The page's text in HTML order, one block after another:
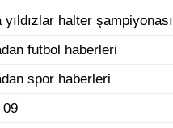
yıldızlar halter şampiyonası
futbol haberleri
spor haberleri
09